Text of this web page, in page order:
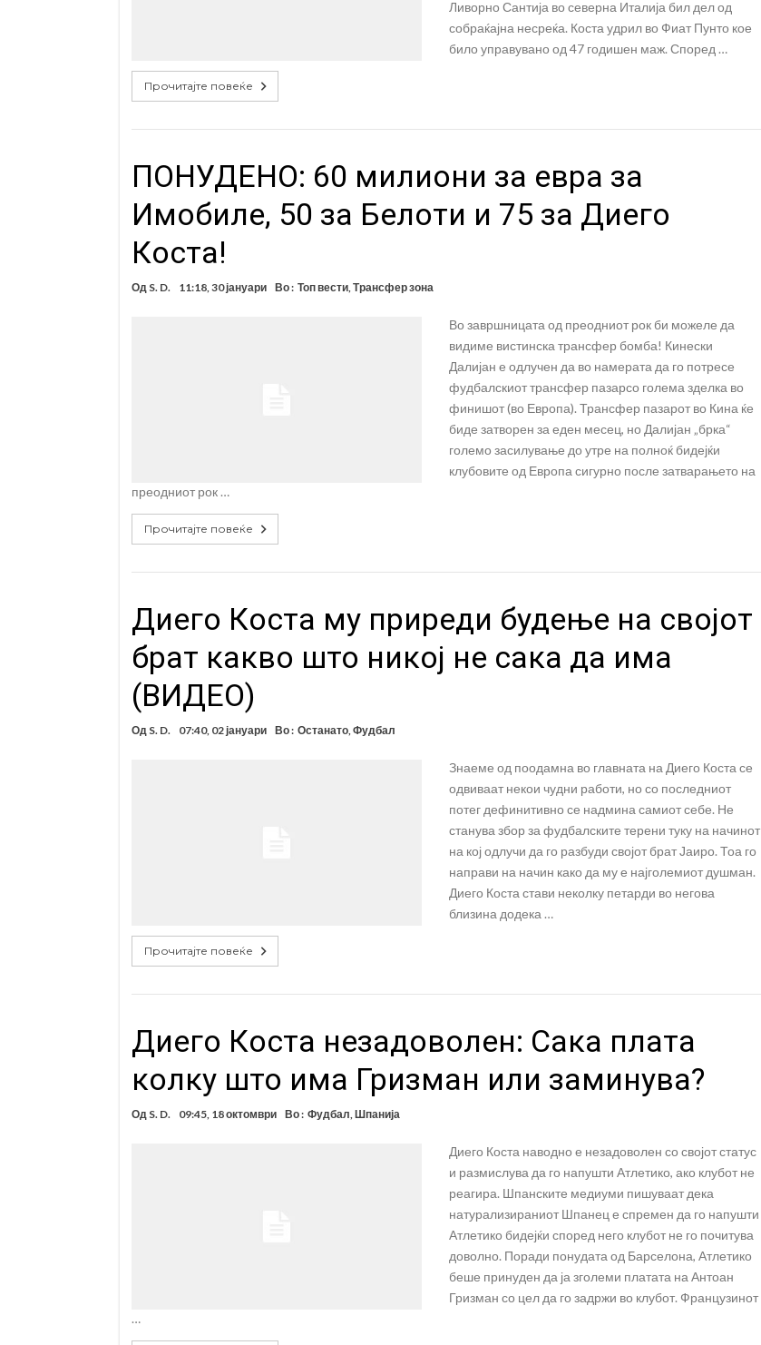
Ливорно Сантија во северна Италија бил дел од
собраќајна несреќа. Коста удрил во Фиат Пунто кое
било управувано од 47 годишен маж. Според …
Прочитајте повеќе
ПОНУДЕНО: 60 милиони за евра за
Имобиле, 50 за Белоти и 75 за Диего
Коста!
Од S. D. 11:18, 30 јануари Во : Топ вести, Трансфер зона
Во завршницата од преодниот рок би можеле да
видиме вистинска трансфер бомба! Кинески
Далијан е одлучен да во намерата да го потресе
фудбалскиот трансфер пазарсо голема зделка во
финишот (во Европа). Трансфер пазарот во Кина ќе
биде затворен за еден месец, но Далијан „брка“
големо засилување до утре на полноќ бидејќи
клубовите од Европа сигурно после затварањето на
преодниот рок …
Прочитајте повеќе
Диего Коста му приреди будење на својот
брат какво што никој не сака да има
(ВИДЕО)
Од S. D. 07:40, 02 јануари Во : Останато, Фудбал
Знаеме од поодамна во главната на Диего Коста се
одвиваат некои чудни работи, но со последниот
потег дефинитивно се надмина самиот себе. Не
станува збор за фудбалските терени туку на начинот
на кој одлучи да го разбуди својот брат Јаиро. Тоа го
направи на начин како да му е најголемиот душман.
Диего Коста стави неколку петарди во негова
близина додека …
Прочитајте повеќе
Диего Коста незадоволен: Сака плата
колку што има Гризман или заминува?
Од S. D. 09:45, 18 октомври Во : Фудбал Шпанија
Диего Коста наводно е незадоволен со својот статус
и размислува да го напушти Атлетико, ако клубот не
реагира. Шпанските медиуми пишуваат дека
натурализираниот Шпанец е спремен да го напушти
Атлетико бидејќи според него клубот не го почитува
доволно. Поради понудата од Барселона, Атлетико
беше принуден да ја зголеми платата на Антоан
Гризман со цел да го задржи во клубот. Французинот
…